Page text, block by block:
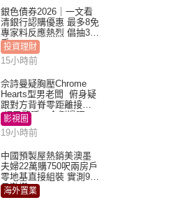
銀色債券2026｜一文看
清銀行認購優惠 最多8免
專家料反應熱烈 倡抽30
手
投資理財
15小時前
佘詩曼疑胸壓Chrome
Hearts型男老闆 俯身疑
跟對方背脊零距離接觸
網民驚呼：企側邊唔
得？
影視圈
19小時前
中國預製屋熱銷美澳墨
夫婦22萬購750呎兩房戶
零地基直接組裝 實測9個
月激讚
海外置業